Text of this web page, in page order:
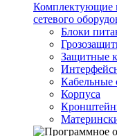
Комплектующие
сетевого
Блоки
Защитные
Кабельные
Корпуса